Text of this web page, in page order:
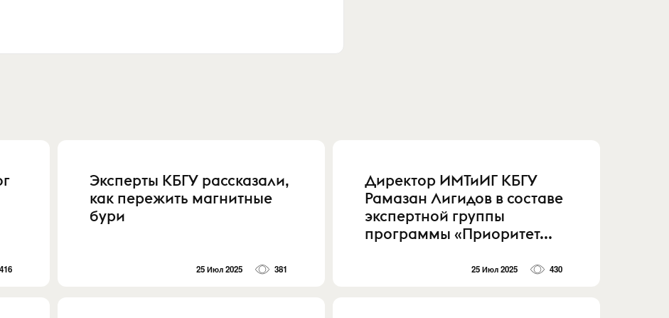
416
Эксперты КБГУ рассказали,
как пережить магнитные
бури
25 Июл 2025 381
Директор ИМТиИГ КБГУ
Рамазан Лигидов в составе
экспертной группы
программы «Приоритет...
25 Июл 2025 430